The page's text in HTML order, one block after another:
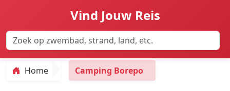
Vind Jouw Reis
Home Camping Borepo